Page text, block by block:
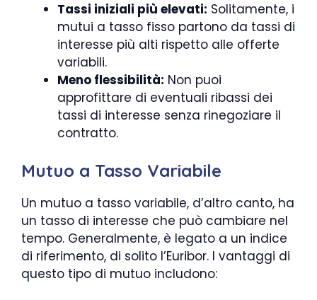
Tassi iniziali più elevati: Solitamente, i
mutui a tasso fisso partono da tassi di
interesse più alti rispetto alle offerte
variabili.
Meno flessibilità: Non puoi
approfittare di eventuali ribassi dei
tassi di interesse senza rinegoziare il
contratto.
Mutuo a Tasso Variabile
Un mutuo a tasso variabile, d’altro canto, ha
un tasso di interesse che può cambiare nel
tempo. Generalmente, è legato a un indice
di riferimento, di solito l’Euribor. I vantaggi di
questo tipo di mutuo includono: